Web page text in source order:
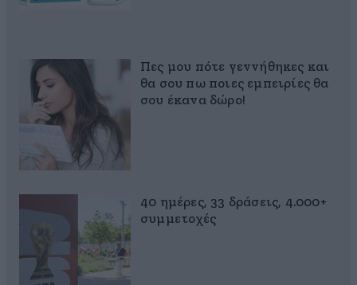
Πες μου πότε γεννήθηκες και
θα σου πω ποιες εμπειρίες θα
σου έκανα δώρο!
40 ημέρες, 33 δράσεις, 4.000+
συμμετοχές